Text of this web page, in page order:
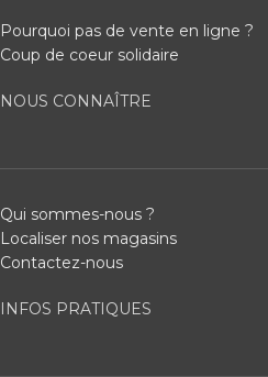
Pourquoi pas de vente en ligne ?
Coup de coeur solidaire
NOUS CONNAÎTRE
Qui sommes-nous ?
Localiser nos magasins
Contactez-nous
INFOS PRATIQUES